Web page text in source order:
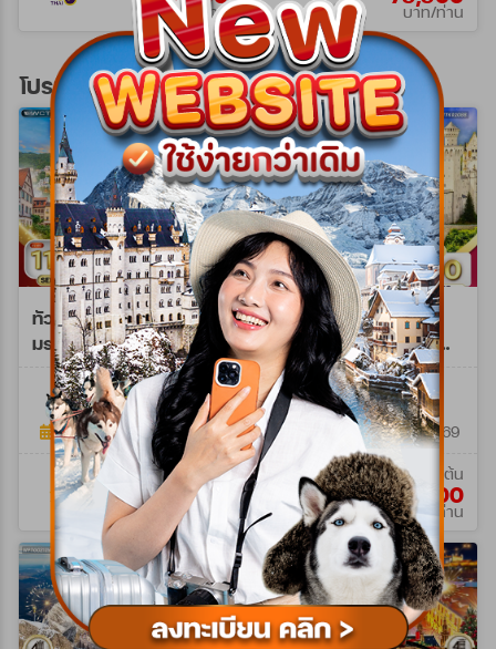
บาท/ท่าน บาท/ท่าน
โปรแกรมทัวร์ยุโรปตะวันออก
ทัวร์ยุโรปตะวันออก เที่ยว
มรดกโลก 9 วัน (TG) SEP
26 - AUG 27
WTG0209E
9 วัน 6 คืน
19 ก.ย. 69 - 19 ส.ค. 70
เริ่มต้น
114,900
บาท/ท่าน
ทัวร์ยุโรปตะวันออก
เยอรมัน เช็ก ออสเตรีย
ฮังการี 8วัน 5คืน (TK)
WTTK0208B
8วัน 5คืน
20 มิ.ย. 69 - 23 ต.ค. 69
เริ่มต้น
69,900
บาท/ท่าน